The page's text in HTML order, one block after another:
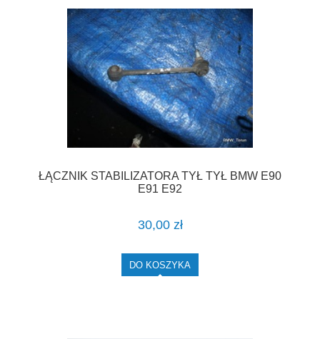
ŁĄCZNIK STABILIZATORA TYŁ TYŁ BMW E90
E91 E92
30,00 zł
DO KOSZYKA